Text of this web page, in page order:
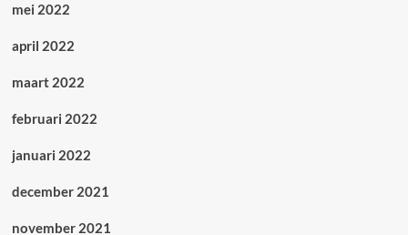
mei 2022
april 2022
maart 2022
februari 2022
januari 2022
december 2021
november 2021